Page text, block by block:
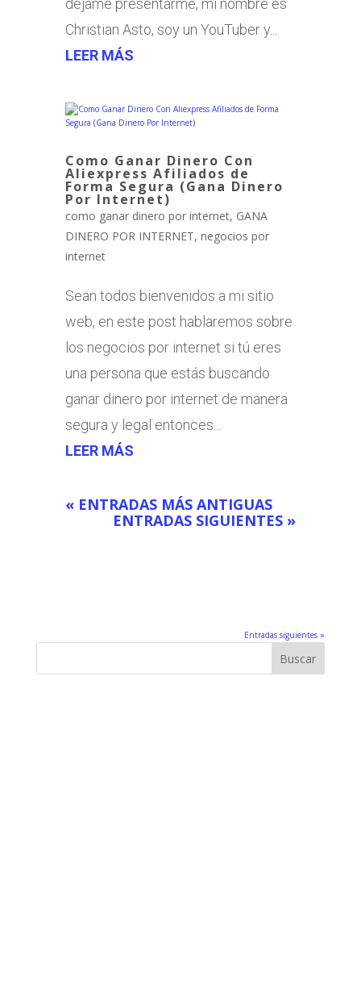
déjame presentarme, mi nombre es
Christian Asto, soy un YouTuber y...
LEER MÁS
Como Ganar Dinero Con
Aliexpress Afiliados de
Forma Segura (Gana Dinero
Por Internet)
como ganar dinero por internet, GANA
DINERO POR INTERNET, negocios por
internet
Sean todos bienvenidos a mi sitio
web, en este post hablaremos sobre
los negocios por internet si tú eres
una persona que estás buscando
ganar dinero por internet de manera
segura y legal entonces...
LEER MÁS
« ENTRADAS MÁS ANTIGUAS
ENTRADAS SIGUIENTES »
Entradas siguientes »
Buscar